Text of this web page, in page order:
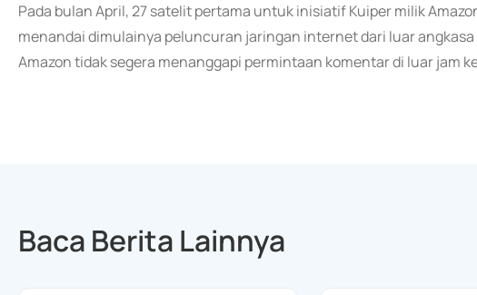
Pada bulan April, 27 satelit pertama untuk inisiatif Kuiper milik
menandai dimulainya peluncuran jaringan internet dari luar
Amazon tidak segera menanggapi permintaan komentar di luar jam
Baca Berita Lainnya